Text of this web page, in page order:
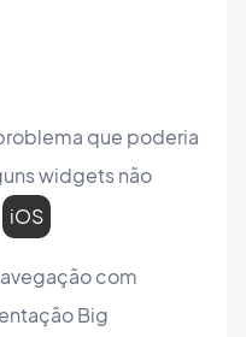
que poderia
widgets não
iOS
com
Big